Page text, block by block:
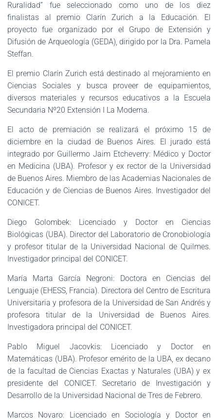
Ruralidad” fue seleccionado como uno de los diez
finalistas al premio Clarín Zurich a la Educación. El
proyecto fue organizado por el Grupo de Extensión y
Difusión de Arqueología (GEDA), dirigido por la Dra. Pamela
Steffan.
El premio Clarín Zurich está destinado al mejoramiento en
Ciencias Sociales y busca proveer de equipamientos,
diversos materiales y recursos educativos a la Escuela
Secundaria Nº20 Extensión I La Moderna.
El acto de premiación se realizará el próximo 15 de
diciembre en la ciudad de Buenos Aires. El jurado está
integrado por Guillermo Jaim Etcheverry: Médico y Doctor
en Medicina (UBA). Profesor y ex rector de la Universidad
de Buenos Aires. Miembro de las Academias Nacionales de
Educación y de Ciencias de Buenos Aires. Investigador del
CONICET.
Diego Golombek: Licenciado y Doctor en Ciencias
Biológicas (UBA). Director del Laboratorio de Cronobiología
y profesor titular de la Universidad Nacional de Quilmes.
Investigador principal del CONICET.
María Marta García Negroni: Doctora en Ciencias del
Lenguaje (EHESS, Francia). Directora del Centro de Escritura
Universitaria y profesora de la Universidad de San Andrés y
profesora titular de la Universidad de Buenos Aires.
Investigadora principal del CONICET.
Pablo Miguel Jacovkis: Licenciado y Doctor en
Matemáticas (UBA). Profesor emérito de la UBA, ex decano
de la facultad de Ciencias Exactas y Naturales (UBA) y ex
presidente del CONICET. Secretario de Investigación y
Desarrollo de la Universidad Nacional de Tres de Febrero.
Marcos Novaro: Licenciado en Sociología y Doctor en